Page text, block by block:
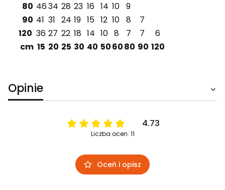
80 4634 28 23 16 14 10 9
90 41 31 24 19 15 12 10 8
7
120 36 27 22 18 14 10 8 7 7
6
cm 15 20 25 30 40 506080 90 120
Opinie
4.73
Liczba ocen: 11
Oceń i opisz